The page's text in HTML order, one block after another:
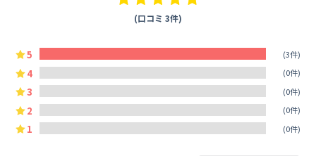
(口コミ 3件)
5 (3件)
4 (0件)
3 (0件)
2 (0件)
1 (0件)